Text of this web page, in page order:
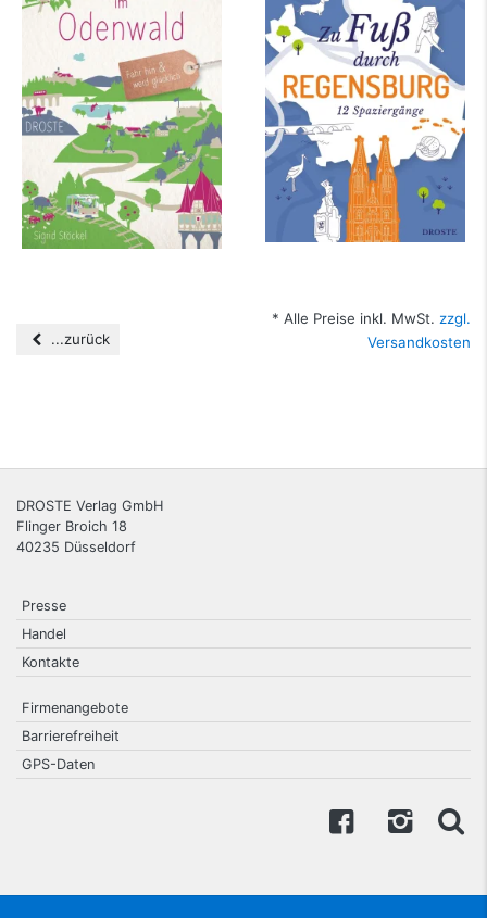
mehr Infos … mehr Infos …
...zurück
* Alle Preise inkl. MwSt. zzgl.
Versandkosten
DROSTE Verlag GmbH
Flinger Broich 18
40235 Düsseldorf
Presse
Handel
Kontakte
Firmenangebote
Barrierefreiheit
GPS-Daten